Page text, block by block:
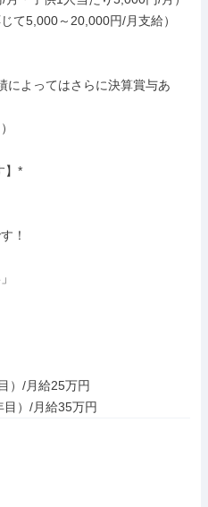
て5,000～20,000円/月支給）
によってはさらに決算賞与あ
】*
！
）/月給25万円
目）/月給35万円